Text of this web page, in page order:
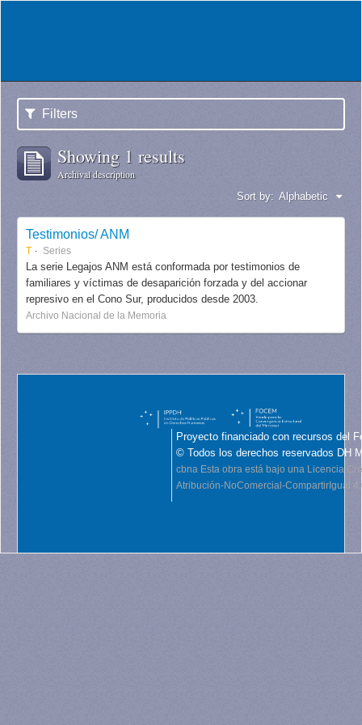
Filters
Showing 1 results
Archival description
Sort by: Alphabetic
Testimonios/ ANM
T Series
La serie Legajos ANM está conformada por testimonios de
familiares y víctimas de desaparición forzada y del accionar
represivo en el Cono Sur, producidos desde 2003.
Archivo Nacional de la Memoria
Proyecto financiado con recursos del
© Todos los derechos reservados DH
cbna Esta obra está bajo una Licencia
Atribución-NoComercial-CompartirIgual